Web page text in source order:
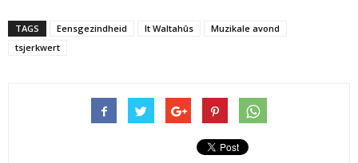
TAGS Eensgezindheid It Waltahûs
Muzikale avond
tsjerkwert